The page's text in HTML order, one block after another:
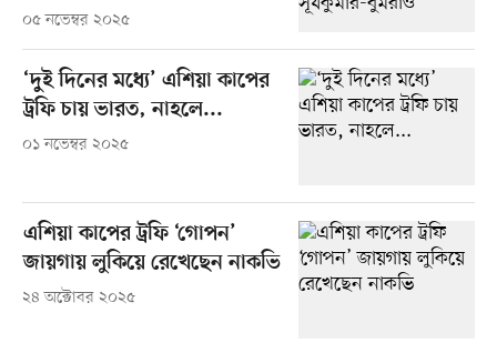
০৫ নভেম্বর ২০২৫
‘দুই দিনের মধ্যে’ এশিয়া কাপের
ট্রফি চায় ভারত, নাহলে...
০১ নভেম্বর ২০২৫
এশিয়া কাপের ট্রফি ‘গোপন’
জায়গায় লুকিয়ে রেখেছেন নাকভি
২৪ অক্টোবর ২০২৫